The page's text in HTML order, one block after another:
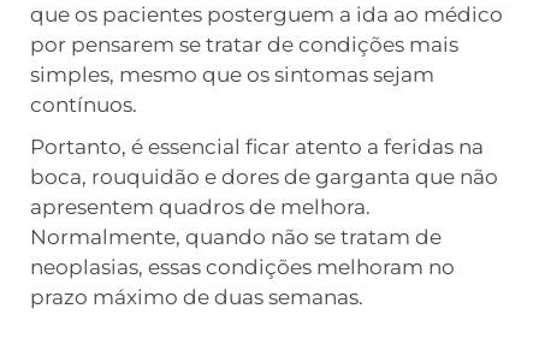
que os pacientes posterguem a ida ao médico
por pensarem se tratar de condições mais
simples, mesmo que os sintomas sejam
contínuos.
Portanto, é essencial ficar atento a feridas na
boca, rouquidão e dores de garganta que não
apresentem quadros de melhora.
Normalmente, quando não se tratam de
neoplasias, essas condições melhoram no
prazo máximo de duas semanas.